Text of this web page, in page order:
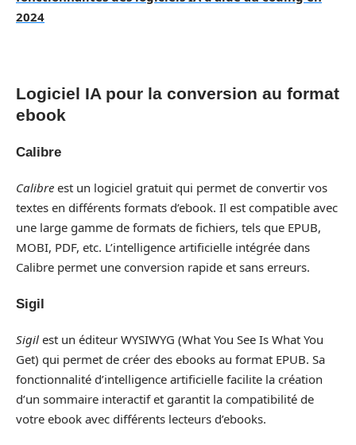
2024
Logiciel IA pour la conversion au format
ebook
Calibre
Calibre est un logiciel gratuit qui permet de convertir vos
textes en différents formats d’ebook. Il est compatible avec
une large gamme de formats de fichiers, tels que EPUB,
MOBI, PDF, etc. L’intelligence artificielle intégrée dans
Calibre permet une conversion rapide et sans erreurs.
Sigil
Sigil est un éditeur WYSIWYG (What You See Is What You
Get) qui permet de créer des ebooks au format EPUB. Sa
fonctionnalité d’intelligence artificielle facilite la création
d’un sommaire interactif et garantit la compatibilité de
votre ebook avec différents lecteurs d’ebooks.